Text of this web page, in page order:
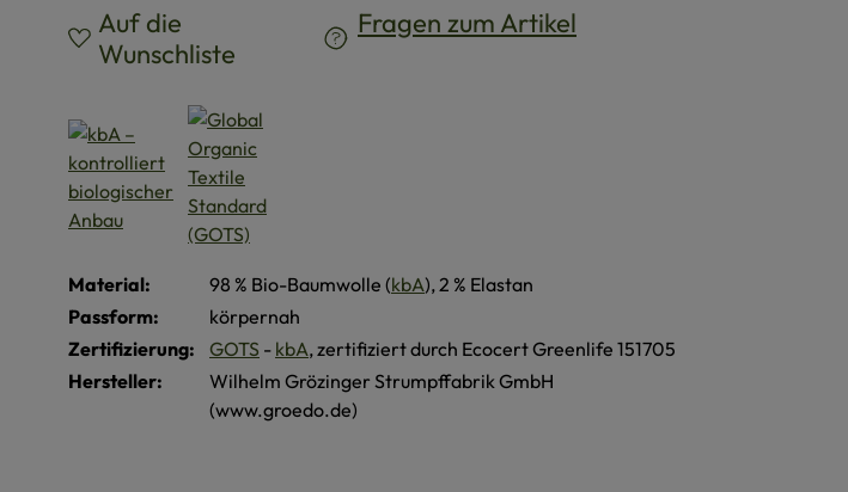
Auf die
Wunschliste
Fragen zum Artikel
Material: 98 % Bio-Baumwolle (kbA), 2 % Elastan
Passform:
körpernah
Zertifizierung:
GOTS - kbA, zertifiziert durch Ecocert Greenlife 151705
Hersteller:
Wilhelm Grözinger Strumpffabrik GmbH
(www.groedo.de)